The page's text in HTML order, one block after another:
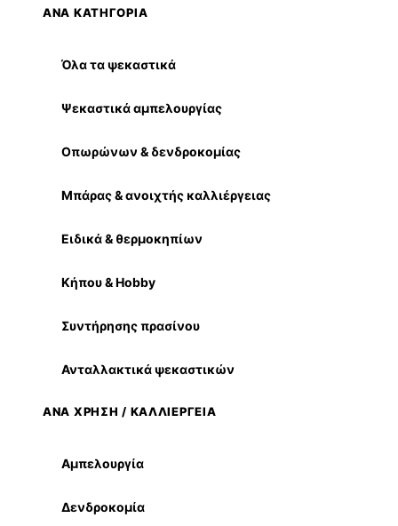
ΑΝΑ ΚΑΤΗΓΟΡΙΑ
Όλα τα ψεκαστικά
Ψεκαστικά αμπελουργίας
Οπωρώνων & δενδροκομίας
Μπάρας & ανοιχτής καλλιέργειας
Ειδικά & θερμοκηπίων
Κήπου & Hobby
Συντήρησης πρασίνου
Ανταλλακτικά ψεκαστικών
ΑΝΑ ΧΡΗΣΗ / ΚΑΛΛΙΕΡΓΕΙΑ
Αμπελουργία
Δενδροκομία